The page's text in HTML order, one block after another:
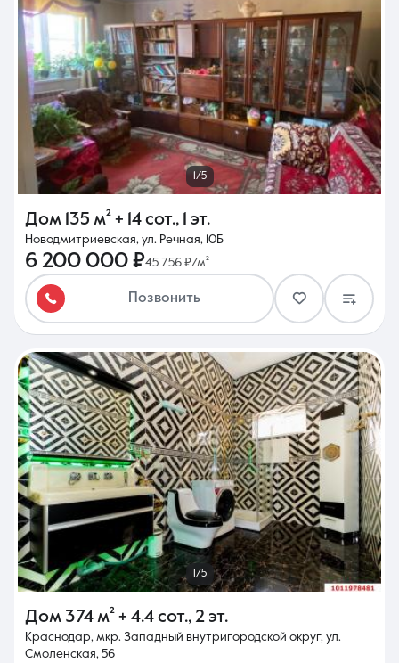
1/5
Дом 135 м² + 14 сот., 1 эт.
Новодмитриевская, ул. Речная, 10Б
6 200 000 ₽45 756 ₽/м²
Позвонить
1/5
Дом 374 м² + 4.4 сот., 2 эт.
Краснодар, мкр. Западный внутригородской округ, ул.
Смоленская, 56